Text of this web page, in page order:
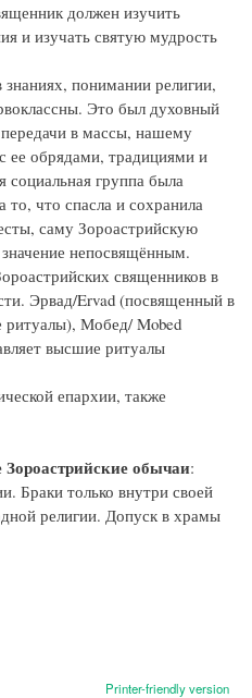
должен изучить
и изучать святую мудрость
понимании религии,
Это был духовный
передачи в массы, нашему
ее обрядами, традициями и
группа была
то, что спасла и сохранила
саму Зороастрийскую
непосвящённым.
священников в
Эрвад/Ervad (посвященный в
ритуалы), Мобед/ Mobed
высшие ритуалы
епархии, также
обычаи:
Браки только внутри своей
религии. Допуск в храмы
Printer-friendly version